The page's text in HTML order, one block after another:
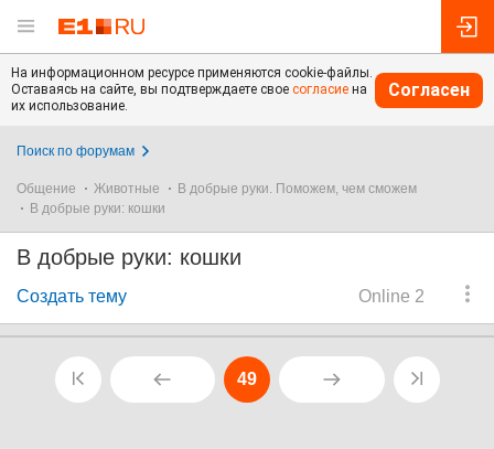
На информационном ресурсе применяются cookie-файлы.
Оставаясь на сайте, вы подтверждаете свое согласие на
их использование.
Согласен
Поиск по форумам
Общение Животные
В добрые руки. Поможем, чем сможем
В добрые руки: кошки
В добрые руки: кошки
Online 2
Создать тему
49